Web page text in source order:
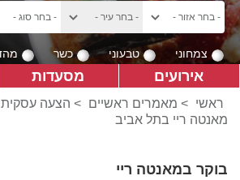
צמחוני טבעוני כשר
אירועים מסעדות
ראשי > מאמרים ראשיים > הצעה עסקית
מאנטה ריי בתל אביב
בוקר במאנטה ריי